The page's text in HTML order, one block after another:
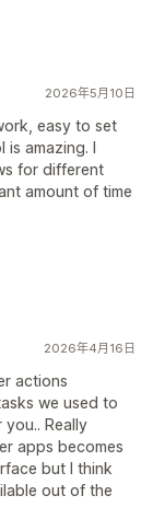
2026年5月10日
easy to set
amazing. I
for different
amount of time
2026年4月16日
actions
we used to
Really
apps becomes
but I think
out of the